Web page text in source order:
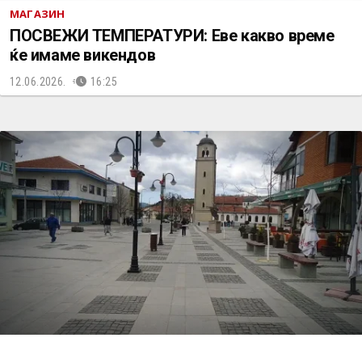
МАГАЗИН
ПОСВЕЖИ ТЕМПЕРАТУРИ: Еве какво време
ќе имаме викендов
12.06.2026. 16:25